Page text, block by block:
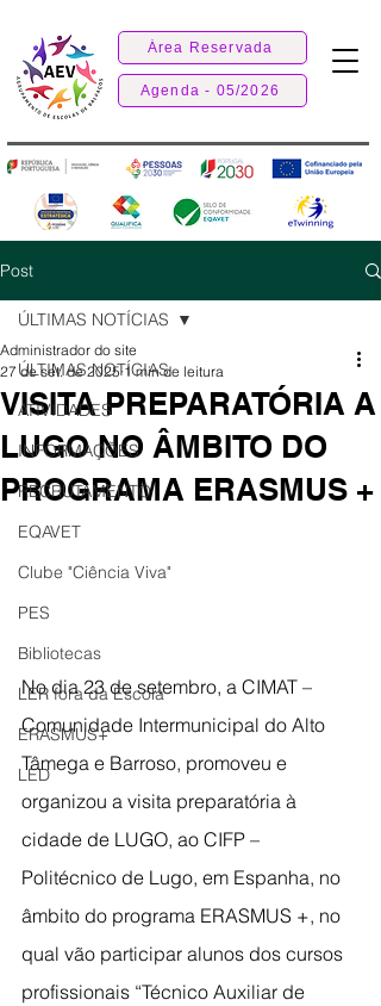
Área Reservada
Agenda - 05/2026
Post
ÚLTIMAS NOTÍCIAS
ATIVIDADES
INFORMAÇÕES
RECRUTAMENTO
EQAVET
Clube "Ciência Viva"
PES
Bibliotecas
LER fora da Escola
ERASMUS+
LED
ÚLTIMAS NOTÍCIAS
VISITA PREPARATÓRIA A
LUGO NO ÂMBITO DO
PROGRAMA ERASMUS +
Administrador do site
27 de set. de 2025 1 min de leitura
No dia 23 de setembro, a CIMAT –
Comunidade Intermunicipal do Alto
Tâmega e Barroso, promoveu e
organizou a visita preparatória à
cidade de LUGO, ao CIFP –
Politécnico de Lugo, em Espanha, no
âmbito do programa ERASMUS +, no
qual vão participar alunos dos cursos
profissionais “Técnico Auxiliar de